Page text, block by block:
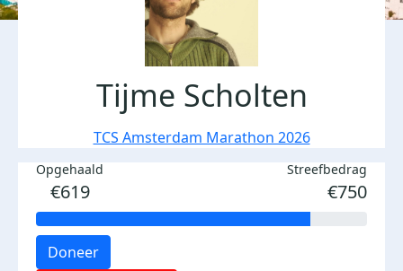
Tijme Scholten
TCS Amsterdam Marathon 2026
Opgehaald
€619
Streefbedrag
€750
Doneer